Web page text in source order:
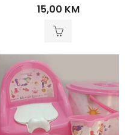
15,00 KM